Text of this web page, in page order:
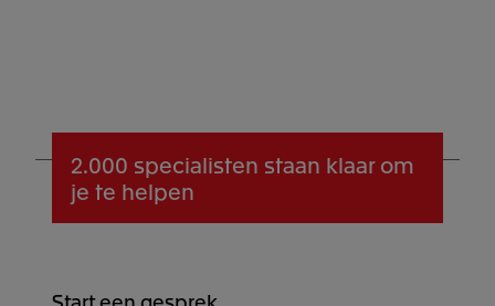
2.000 specialisten staan klaar om
je te helpen
Start een gesprek